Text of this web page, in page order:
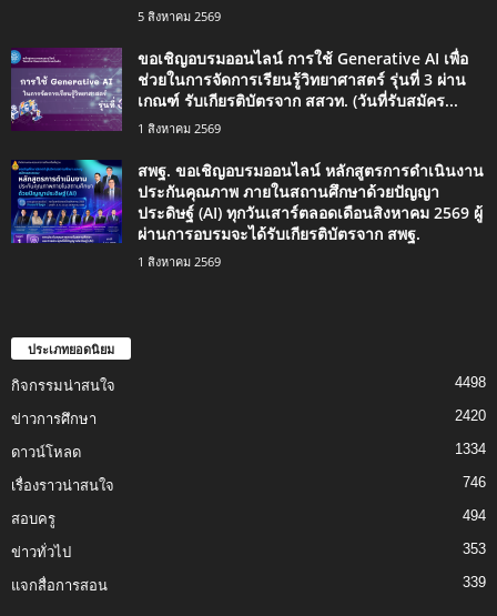
5 สิงหาคม 2569
ขอเชิญอบรมออนไลน์ การใช้ Generative AI เพื่อ
ช่วยในการจัดการเรียนรู้วิทยาศาสตร์ รุ่นที่ 3 ผ่าน
เกณฑ์ รับเกียรติบัตรจาก สสวท. (วันที่รับสมัคร...
1 สิงหาคม 2569
สพฐ. ขอเชิญอบรมออนไลน์ หลักสูตรการดำเนินงาน
ประกันคุณภาพ ภายในสถานศึกษาด้วยปัญญา
ประดิษฐ์ (AI) ทุกวันเสาร์ตลอดเดือนสิงหาคม 2569 ผู้
ผ่านการอบรมจะได้รับเกียรติบัตรจาก สพฐ.
1 สิงหาคม 2569
ประเภทยอดนิยม
กิจกรรมน่าสนใจ 4498
ข่าวการศึกษา 2420
ดาวน์โหลด 1334
เรื่องราวน่าสนใจ 746
สอบครู 494
ข่าวทั่วไป 353
แจกสื่อการสอน 339